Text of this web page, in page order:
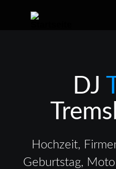
DJ
Hochzeit,
Geburtstag,